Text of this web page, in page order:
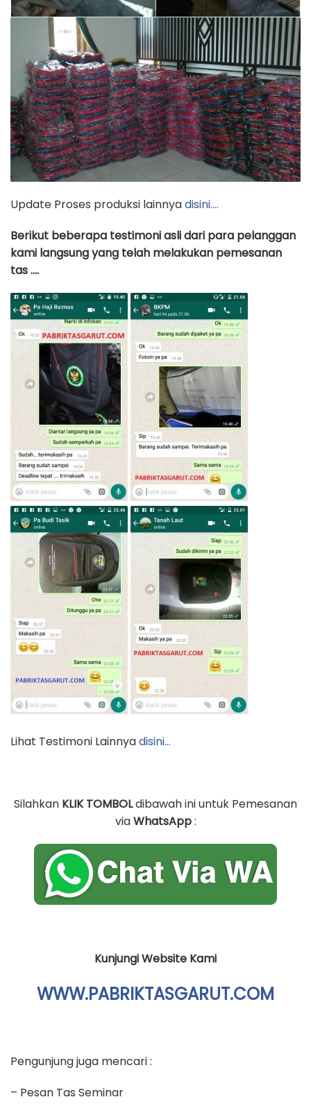
Update Proses produksi lainnyadisini….
Berikut beberapa testimoni asli dari para pelanggan
kami langsung yang telah melakukan pemesanan
tas ….
Lihat Testimoni Lainnyadisini…
Silahkan KLIK TOMBOLdibawah ini untuk Pemesanan
viaWhatsApp:
Kunjungi Website Kami
WWW.PABRIKTASGARUT.COM
Pengunjung juga mencari :
– Pesan Tas Seminar